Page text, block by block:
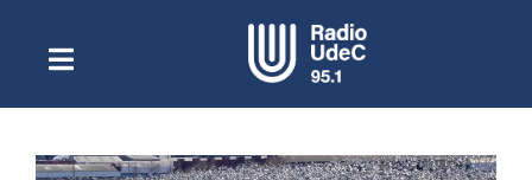
contenidoToggle
NavigationEscuchar Radio UdeC en vivo
Quiénes Somos